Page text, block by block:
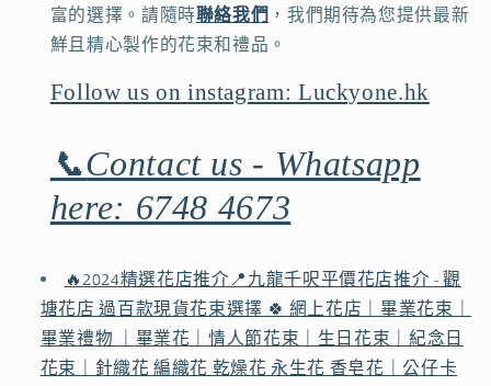
富的選擇。請隨時聯絡我們 ，我們期待為您提供最新
鮮且精心製作的花束和禮品。
Follow us on instagram: Luckyone.hk
📞Contact us - Whatsapp
here: 6748 4673
🔥2024精選花店推介📍九龍千呎平價花店推介 - 觀
塘花店 過百款現貨花束選擇 🍀 網上花店｜畢業花束｜
畢業禮物 ｜畢業花｜情人節花束｜生日花束｜紀念日
花束｜針織花 編織花 乾燥花 永生花 香皂花｜公仔卡